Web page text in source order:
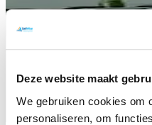
Deze website maakt
We gebruiken cookies om
personaliseren, om